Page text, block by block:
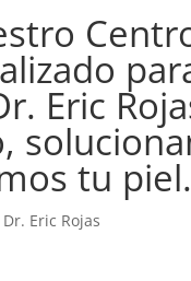
Eric
tu piel.
Dr. Eric Rojas